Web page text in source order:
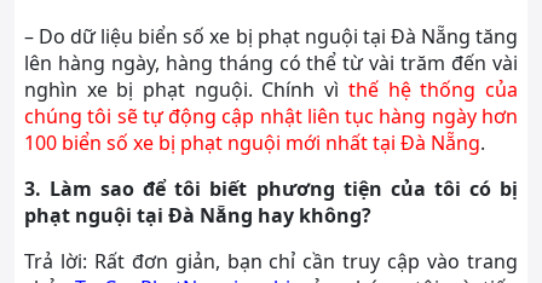
– Do dữ liệu biển số xe bị phạt nguội tại Đà Nẵng tăng
lên hàng ngày, hàng tháng có thể từ vài trăm đến vài
nghìn xe bị phạt nguội. Chính vì thế hệ thống của
chúng tôi sẽ tự động cập nhật liên tục hàng ngày hơn
100 biển số xe bị phạt nguội mới nhất tại Đà Nẵng.
3. Làm sao để tôi biết phương tiện của tôi có bị
phạt nguội tại Đà Nẵng hay không?
Trả lời: Rất đơn giản, bạn chỉ cần truy cập vào trang